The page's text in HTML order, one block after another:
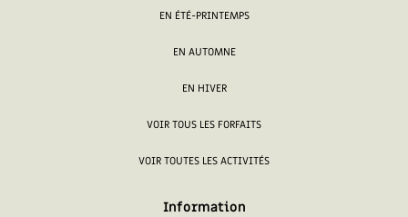
EN ÉTÉ-PRINTEMPS
EN AUTOMNE
EN HIVER
VOIR TOUS LES FORFAITS
VOIR TOUTES LES ACTIVITÉS
Information